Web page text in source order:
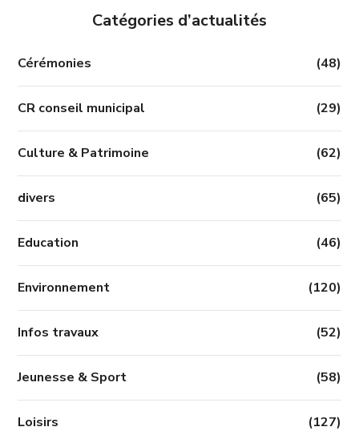
Catégories d’actualités
Cérémonies (48)
CR conseil municipal (29)
Culture & Patrimoine (62)
divers (65)
Education (46)
Environnement (120)
Infos travaux (52)
Jeunesse & Sport (58)
Loisirs (127)